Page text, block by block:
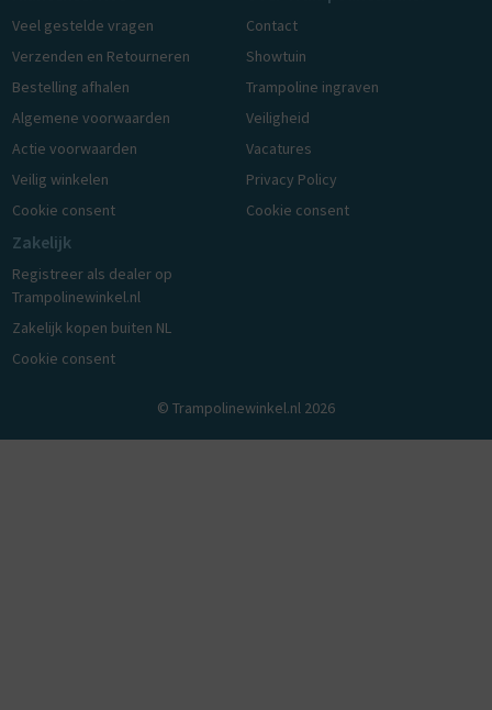
Veel gestelde vragen
Verzenden en Retourneren
Bestelling afhalen
Algemene voorwaarden
Actie voorwaarden
Veilig winkelen
Cookie consent
Contact
Showtuin
Trampoline ingraven
Veiligheid
Vacatures
Privacy Policy
Cookie consent
Zakelijk
Registreer als dealer op
Trampolinewinkel.nl
Zakelijk kopen buiten NL
Cookie consent
© Trampolinewinkel.nl 2026